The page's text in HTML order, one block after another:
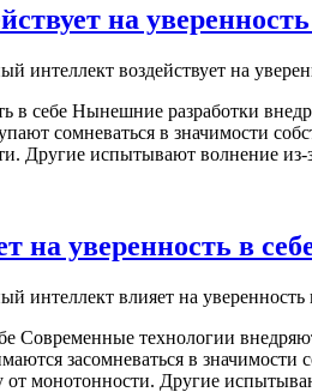
на уверенность
интеллект воздействует на
в себе Нынешние разработки
сомневаться в значимости
Другие испытывают волнение
на уверенность в
интеллект влияет на уверенность
Современные технологии
засомневаться в
монотонности. Другие